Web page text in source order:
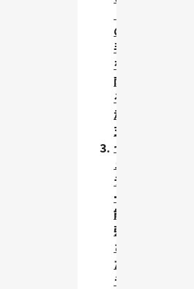
の一
手」
を指
南す
る伴
走型
支援
セキ
ュリ
ティ
ー機
能が
強化
され
たク
ラウ